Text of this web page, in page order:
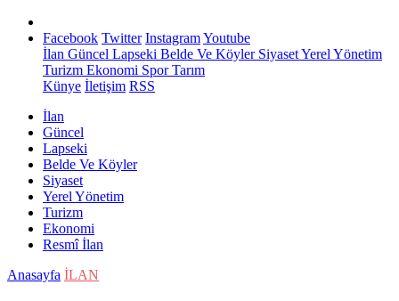
Facebook Twitter InstagramYoutube
İlan Güncel Lapseki Belde Ve KöylerSiyasetYerel Yönetim
Turizm Ekonomi SporTarım
Künye İletişim RSS
İlan
Güncel
Lapseki
Belde Ve Köyler
Siyaset
Yerel Yönetim
Turizm
Ekonomi
Resmî İlan
Anasayfa İLAN